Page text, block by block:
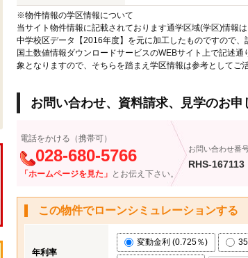
※物件情報の学区情報について
当サイト物件情報に記載されております通学区域(学区)情報
中学校区データ【2016年度】を元に加工したものですので
国土数値情報ダウンロードサービスのWEBサイト上で記述
象となりますので、そちらを踏まえ学区情報は参考としてご
お問い合わせ、資料請求、見学のお申
電話をかける（携帯可）
028-680-5766
「ホームページを見た」 とお伝え下さい。
お問い合わせ番
RHS-167113
この物件でローンシミュレーションする
年利率
変動金利 (0.725％)